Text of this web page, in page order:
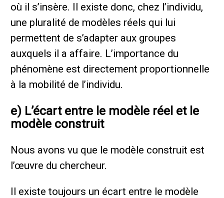
où il s’insère. Il existe donc, chez l’individu,
une pluralité de modèles réels qui lui
permettent de s’adapter aux groupes
auxquels il a affaire. L’importance du
phénomène est directement proportionnelle
à la mobilité de l’individu.
e) L’écart entre le modèle réel et le
modèle construit
Nous avons vu que le modèle construit est
l’œuvre du chercheur.
Il existe toujours un écart entre le modèle